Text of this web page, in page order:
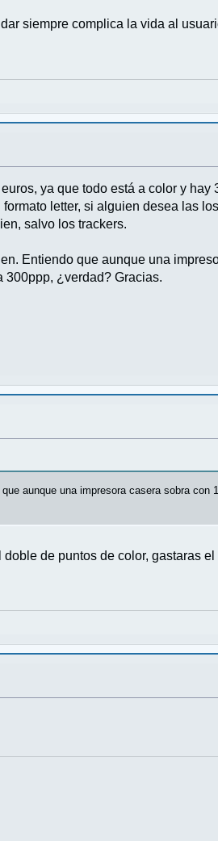
siempre complica la vida al
ya que todo está a color y hay
letter, si alguien desea las
salvo los trackers.
Entiendo que aunque una
300ppp, ¿verdad? Gracias.
aunque una impresora casera sobra con
de puntos de color, gastaras